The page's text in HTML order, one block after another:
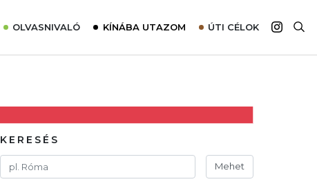
OLVASNIVALÓ
Utazómajom – CitySIM kártya a világutazóknak
Élménybeszámolók
KÍNÁBA UTAZOM ÚTI CÉLOK
Afrika
KERESÉS
Mehet